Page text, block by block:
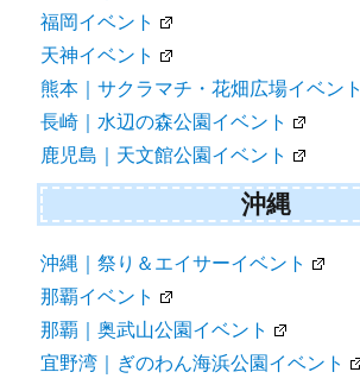
福岡イベント
天神イベント
熊本｜サクラマチ・花畑広場イベント
長崎｜水辺の森公園イベント
鹿児島｜天文館公園イベント
沖縄
沖縄｜祭り＆エイサーイベント
那覇イベント
那覇｜奥武山公園イベント
宜野湾｜ぎのわん海浜公園イベント